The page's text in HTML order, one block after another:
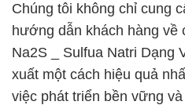
Chúng tôi không chỉ cung
hướng dẫn khách hàng về
Na2S _ Sulfua Natri Dạng
xuất một cách hiệu quả
việc phát triển bền vững